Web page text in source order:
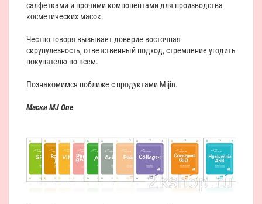
салфетками и прочими компонентами для производства
косметических масок.
Честно говоря вызывает доверие восточная
скрупулезность, ответственный подход, стремление угодить
покупателю во всем.
Познакомимся поближе с продуктами Mijin.
МаскиMJ One